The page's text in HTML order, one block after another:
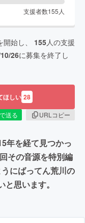
支援者数155 人
開始し、 155人の支援
26に募集を終了し
ほしい 28
送る
URLコピー
年を経て見つかっ
その音源を特別編
にばってん荒川の
思います。